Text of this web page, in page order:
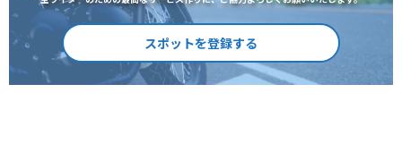
スポットを登録する